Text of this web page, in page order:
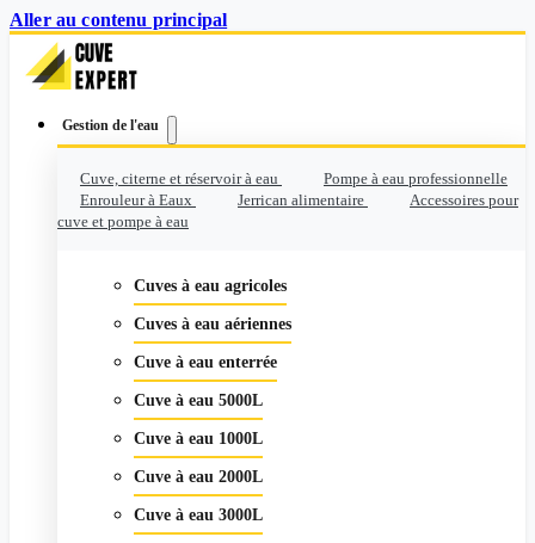
Aller au contenu principal
Gestion de l'eau
Cuve, citerne et réservoir à eau
Pompe à eau professionnelle
Enrouleur à Eaux
Jerrican alimentaire
Accessoires pour
cuve et pompe à eau
Cuves à eau agricoles
Cuves à eau aériennes
Cuve à eau enterrée
Cuve à eau 5000L
Cuve à eau 1000L
Cuve à eau 2000L
Cuve à eau 3000L